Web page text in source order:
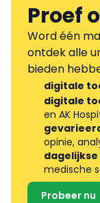
Proef
Word één
ontdek alle
bieden
digitale
digitale
en AK
opinie,
medische
Probeer nu